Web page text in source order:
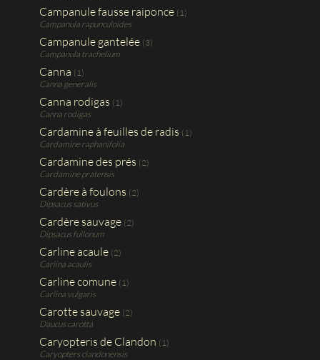
Campanule fausse raiponce (1)
Campanula rapunculoides
Campanule gantelée (3)
Campanula trachelium
Canna (1)
Canna generalis
Canna rodigas (1)
Canna rodigas
Cardamine à feuilles de radis (1)
Cardamine raphanifolia
Cardamine des prés (2)
Cardamine pratensis
Cardère à foulons (2)
Dipsacus sativus
Cardère sauvage (2)
Dipsacus fullonum
Carline acaule (2)
Carlina acaulis
Carline comune (1)
Carlina vulgaris
Carotte sauvage (2)
Daucus carotta
Caryopteris de Clandon (1)
Caryopters clandonensis